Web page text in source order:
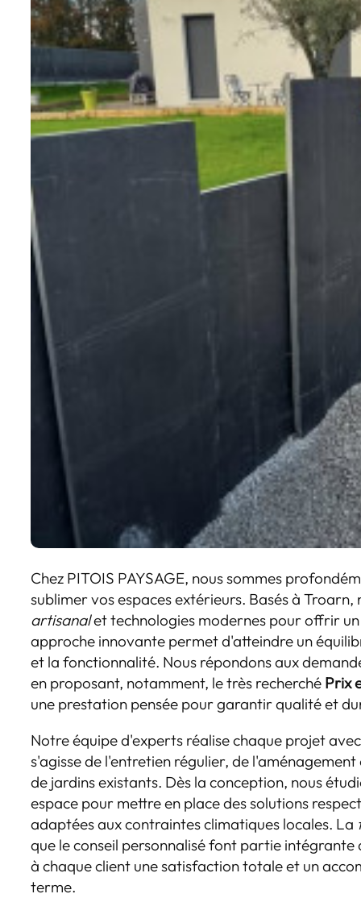
Chez PITOIS PAYSAGE, nous sommes
sublimer vos espaces extérieurs. Basés à
artisanalet technologies modernes pour offrir
approche innovante permet d'atteindre un
et la fonctionnalité. Nous répondons aux
en proposant, notamment, le très recherché Prix
une prestation pensée pour garantir qualité et
Notre équipe d'experts réalise chaque projet
s'agisse de l'entretien régulier, de
de jardins existants. Dès la conception, nous
espace pour mettre en place des solutions
adaptées aux contraintes climatiques locales. La
que le conseil personnalisé font partie
à chaque client une satisfaction totale et un
terme.